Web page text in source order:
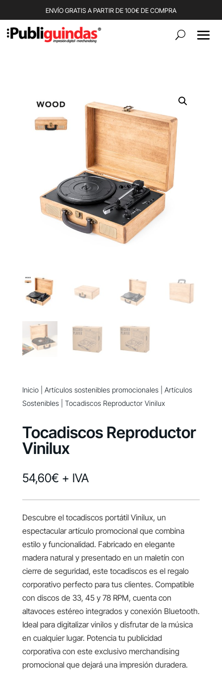
ENVÍO GRATIS A PARTIR DE 100€ DE COMPRA
Inicio| Artículos sostenibles promocionales| Artículos
Sostenibles| Tocadiscos Reproductor Vinilux
Tocadiscos Reproductor
Vinilux
54,60€ + IVA
Descubre el tocadiscos portátil Vinilux, un
espectacular artículo promocional que combina
estilo y funcionalidad. Fabricado en elegante
madera natural y presentado en un maletín con
cierre de seguridad, este tocadiscos es el regalo
corporativo perfecto para tus clientes. Compatible
con discos de 33, 45 y 78 RPM, cuenta con
altavoces estéreo integrados y conexión Bluetooth.
Ideal para digitalizar vinilos y disfrutar de la música
en cualquier lugar. Potencia tu publicidad
corporativa con este exclusivo merchandising
promocional que dejará una impresión duradera.